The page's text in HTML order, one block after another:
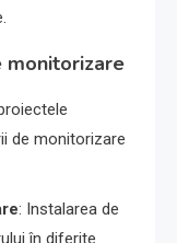
monitorizare
de monitorizare
: Instalarea de
în diferite